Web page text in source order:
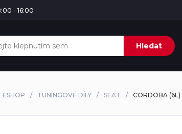
- 16:00
Hledat
ESHOP TUNINGOVÉ DÍLY SEAT CORDOBA